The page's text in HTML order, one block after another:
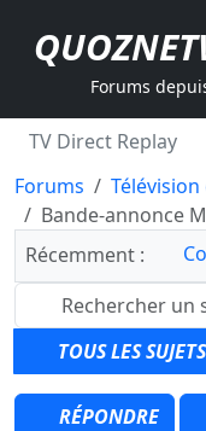
Forums
TV Direct Replay
Forums
Bande-annonce
Récemment :
TOUS LES SUJETS
RÉPONDRE